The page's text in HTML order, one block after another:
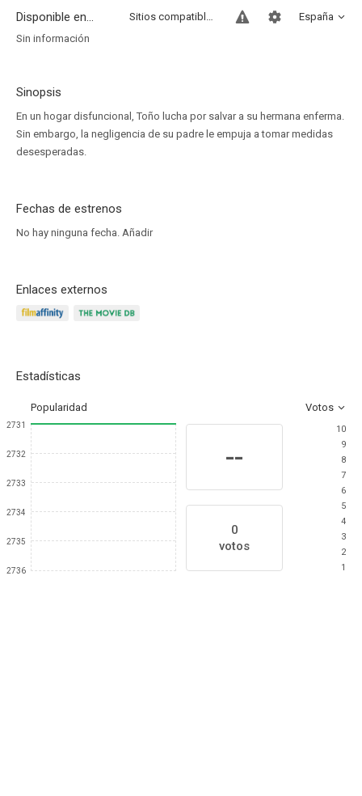
Disponible en... España
Sitios compatibles
Sin información
Sinopsis
En un hogar disfuncional, Toño lucha por salvar a su hermana enferma.
Sin embargo, la negligencia de su padre le empuja a tomar medidas
desesperadas.
Fechas de estrenos
No hay ninguna fecha. Añadir
Enlaces externos
Estadísticas
Popularidad Votos
2731
2732
2733
2734
2735
2736
--
0
votos
10
9
8
7
6
5
4
3
2
1